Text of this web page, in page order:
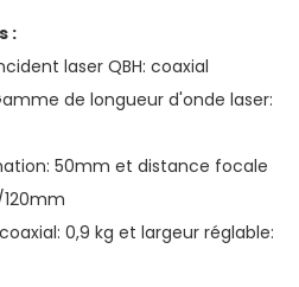
:
laser QBH: coaxial
de longueur d'onde laser:
50mm et distance focale
0,9 kg et largeur réglable: